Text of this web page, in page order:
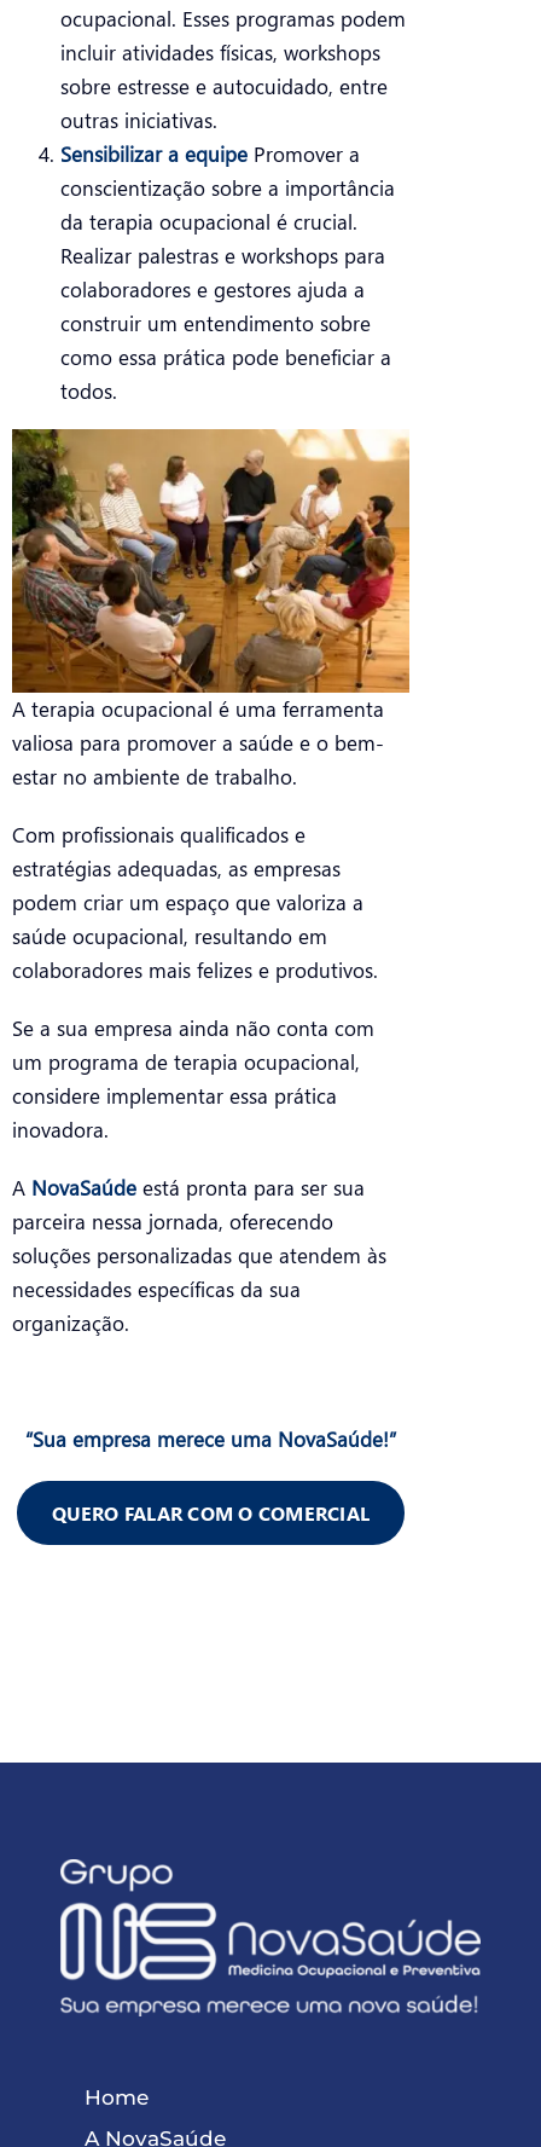
ocupacional. Esses programas podem
incluir atividades físicas, workshops
sobre estresse e autocuidado, entre
outras iniciativas.
Sensibilizar a equipePromover a
conscientização sobre a importância
da terapia ocupacional é crucial.
Realizar palestras e workshops para
colaboradores e gestores ajuda a
construir um entendimento sobre
como essa prática pode beneficiar a
todos.
A terapia ocupacional é uma ferramenta
valiosa para promover a saúde e o bem-
estar no ambiente de trabalho.
Com profissionais qualificados e
estratégias adequadas, as empresas
podem criar um espaço que valoriza a
saúde ocupacional, resultando em
colaboradores mais felizes e produtivos.
Se a sua empresa ainda não conta com
um programa de terapia ocupacional,
considere implementar essa prática
inovadora.
A NovaSaúde está pronta para ser sua
parceira nessa jornada, oferecendo
soluções personalizadas que atendem às
necessidades específicas da sua
organização.
“Sua empresa merece uma NovaSaúde!”
QUERO FALAR COM O COMERCIAL
Home
A NovaSaúde